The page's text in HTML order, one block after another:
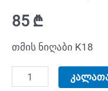
85 ₾
თმის ნიღაბი K18